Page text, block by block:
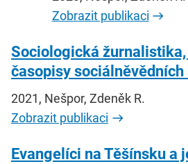
Zobrazit publikaci
Sociologická
časopisy
2021, Nešpor, Zdeněk R.
Zobrazit publikaci
Evangelíci na Těšínsku a